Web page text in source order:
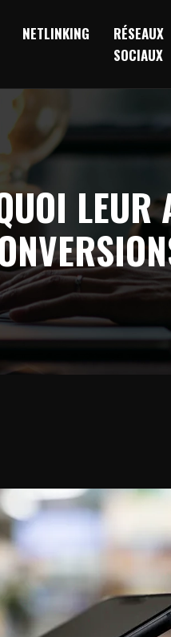
NETLINKING
RÉSEAUX
SOCIAUX
LEUR